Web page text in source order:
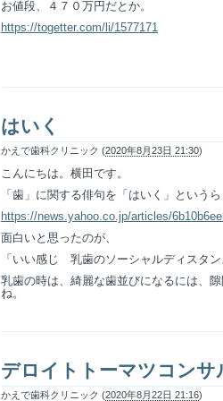
お値段、４７０万円だとか。
https://togetter.com/li/1577171
はいく
かえで歯科クリニック (2020年8月23日 21:30)
こんにちは。横田です。
「歯」に関する俳句を「はいく」という
https://news.yahoo.co.jp/articles/
面白いと思ったのが、
「いい感じ 乳歯のソーシャルディスタン
乳歯の時は、綺麗な歯並びになるには、
ね。
デロイトトーマツコンサ
かえで歯科クリニック (2020年8月22日 21:16)